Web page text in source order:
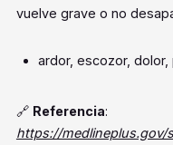
vuelve grave o no
ardor, escozor,
🔗 Referencia:
https://